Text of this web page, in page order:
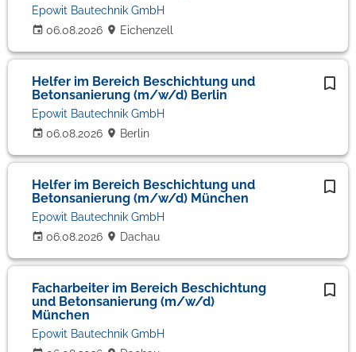
06.08.2026
Epowit Bautechnik GmbH
Eichenzell
Helfer im Bereich Beschichtung und
Betonsanierung (m/w/d) Berlin
06.08.2026
Epowit Bautechnik GmbH
Berlin
Helfer im Bereich Beschichtung und
Betonsanierung (m/w/d) München
06.08.2026
Epowit Bautechnik GmbH
Dachau
Facharbeiter im Bereich Beschichtung
und Betonsanierung (m/w/d)
München
Epowit Bautechnik GmbH